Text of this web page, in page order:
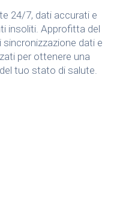
24/7, dati accurati e
insoliti. Approfitta del
dati e
per ottenere una
tuo stato di salute.